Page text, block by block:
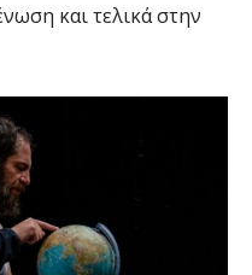
και τελικά στην